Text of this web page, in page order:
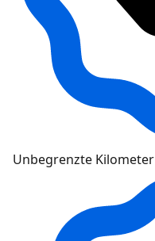
Unbegrenzte Kilometer